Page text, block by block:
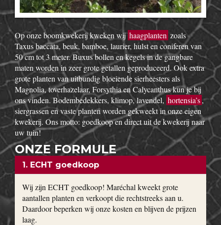
Op onze boomkwekerij kweken wijhaagplanten zoals
Taxus baccata, beuk, bamboe, laurier, hulst en coniferen van
50 cm tot 3 meter. Buxus bollen en kegels in de gangbare
maten worden in zeer grote getallen geproduceerd. Ook extra
grote planten van uitbundig bloeiende sierheesters als
Magnolia, toverhazelaar, Forsythia en Calycanthus kun je bij
ons vinden. Bodembedekkers, klimop, lavendel, hortensia’s,
siergrassen en vaste planten worden gekweekt in onze eigen
kwekerij. Ons motto: goedkoop en direct uit de kwekerij naar
uw tuin!
ONZE FORMULE
1. ECHT goedkoop
Wij zijn ECHT goedkoop! Maréchal kweekt grote
aantallen planten en verkoopt die rechtstreeks aan u.
Daardoor beperken wij onze kosten en blijven de prijzen
laag.